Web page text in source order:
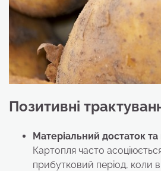
Позитивні
Матеріальний достаток та
Картопля часто
прибутковий період, коли